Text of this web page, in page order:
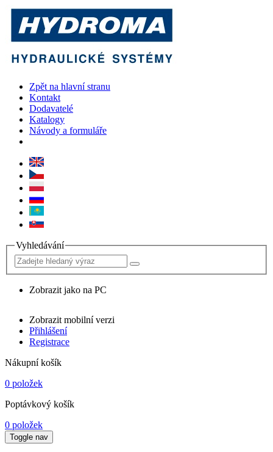
Zpět na hlavní stranu
Kontakt
Dodavatelé
Katalogy
Návody a formuláře
Vyhledávání
Zobrazit jako na PC
Zobrazit mobilní verzi
Přihlášení
Registrace
Nákupní košík
0 položek
Poptávkový košík
0 položek
Toggle nav